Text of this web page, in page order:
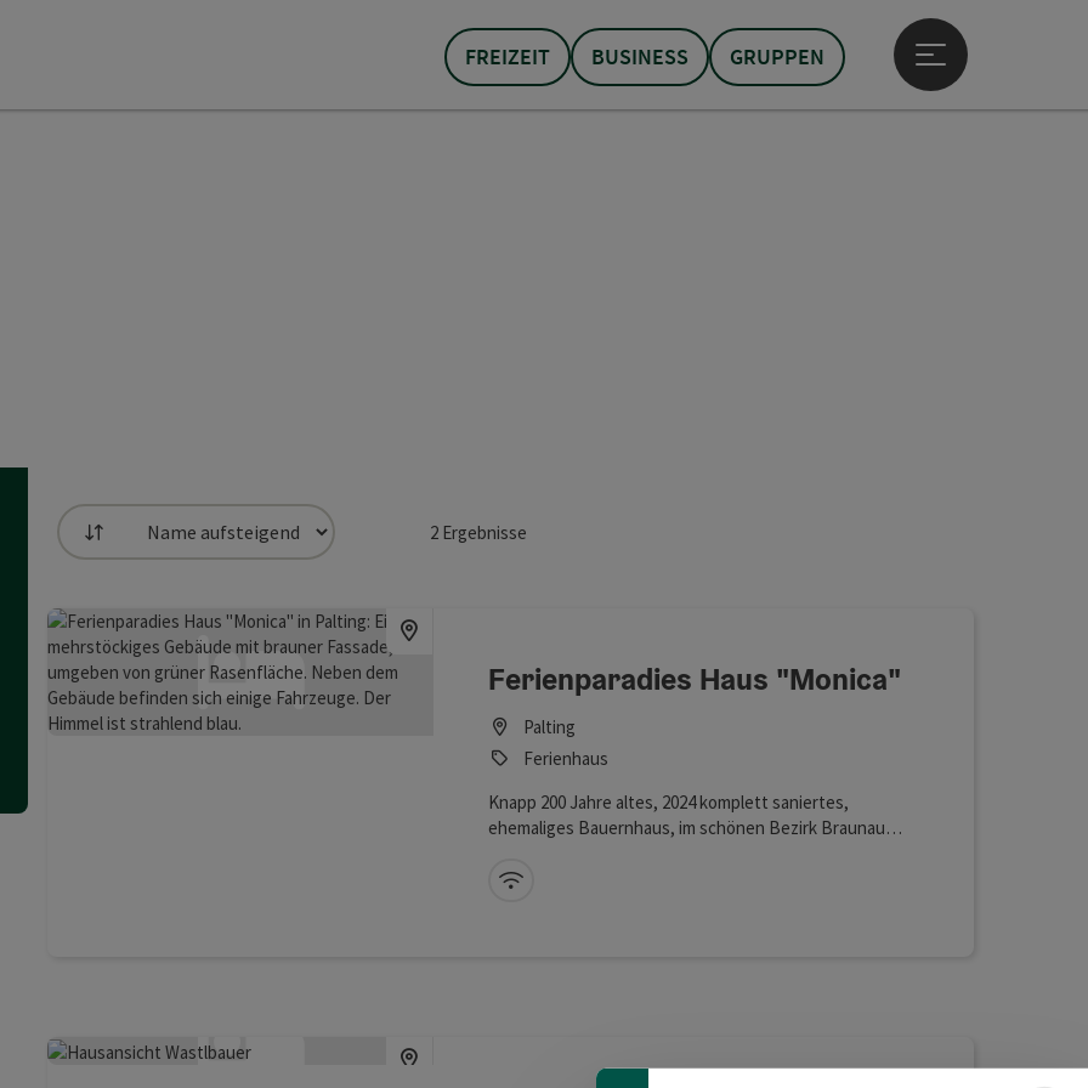
FREIZEIT BUSINESS GRUPPEN
Hauptmenü öffnen
Sortierung 2Ergebnisse
Ferienparadies Haus "Monica"
Palting
Ferienhaus
Knapp 200 Jahre altes, 2024 komplett saniertes,
ehemaliges Bauernhaus, im schönen Bezirk Braunau
Obertrumersee u Grabensee im schönen Seenland. Nur 5
W-Lan (kostenlos)